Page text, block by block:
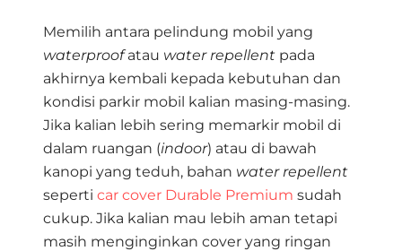
Memilih antara pelindung mobil yang
waterproofatau water repellent pada
akhirnya kembali kepada kebutuhan dan
kondisi parkir mobil kalian masing-masing.
Jika kalian lebih sering memarkir mobil di
dalam ruangan (indoor) atau di bawah
kanopi yang teduh, bahan water repellent
seperti car cover Durable Premium sudah
cukup. Jika kalian mau lebih aman tetapi
masih menginginkan cover yang ringan